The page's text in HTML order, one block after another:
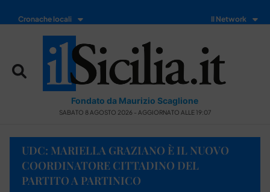
Cronache locali Il Network
Fondato da Maurizio Scaglione
SABATO 8 AGOSTO 2026 - AGGIORNATO ALLE 19:07
UDC: MARIELLA GRAZIANO È IL NUOVO
COORDINATORE CITTADINO DEL
PARTITO A PARTINICO